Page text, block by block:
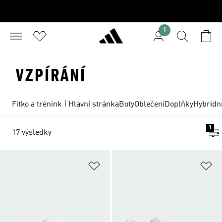
1
VZPÍRÁNÍ
Fitko a trénink | Hlavní stránkaBotyOblečeníDoplňky
17 výsledky
1